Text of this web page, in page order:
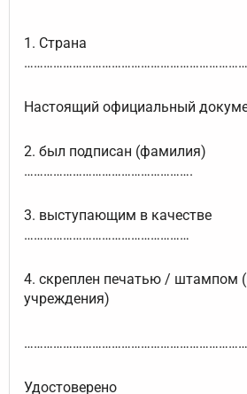
1. Страна
Настоящий официальный
2. был подписан (фамилия)
…………………………………………….
3. выступающим в качестве
……………………………………………
4. скреплен печатью / штампом
учреждения)
Удостоверено